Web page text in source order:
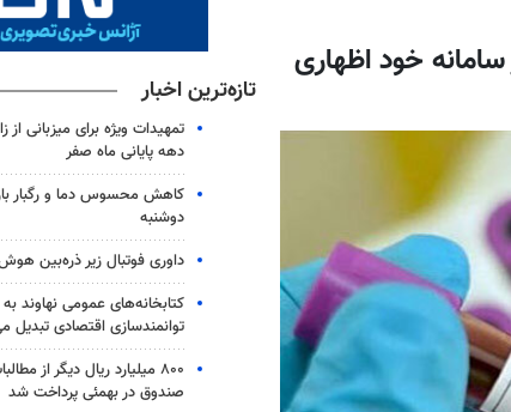
در سامانه خود اظهاری
تازه‌ترین اخبار
تمهیدات ویژه برای میزبانی از
دهه پایانی ماه صفر
کاهش محسوس دما و رگبار
دوشنبه
داوری فوتبال زیر ذره‌بین
کتابخانه‌های عمومی نهاوند
توانمندسازی اقتصادی تبدیل
۸۰۰ میلیارد ریال دیگر از
صندوق در بهمئی پرداخت شد